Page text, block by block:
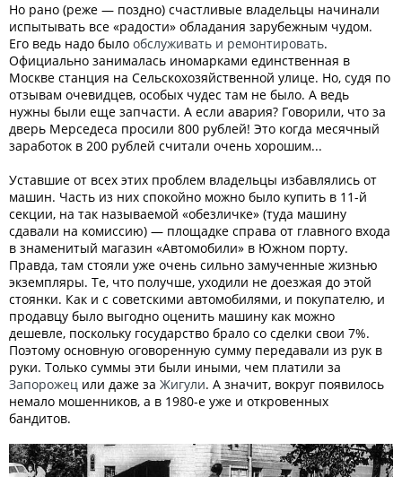
Но рано (реже — поздно) счастливые владельцы начинали
испытывать все «радости» обладания зарубежным чудом.
Его ведь надо было обслуживать и ремонтировать.
Официально занималась иномарками единственная в
Москве станция на Сельскохозяйственной улице. Но, судя по
отзывам очевидцев, особых чудес там не было. А ведь
нужны были еще запчасти. А если авария? Говорили, что за
дверь Мерседеса просили 800 рублей! Это когда месячный
заработок в 200 рублей считали очень хорошим...
Уставшие от всех этих проблем владельцы избавлялись от
машин. Часть из них спокойно можно было купить в 11-й
секции, на так называемой «обезличке» (туда машину
сдавали на комиссию) — площадке справа от главного входа
в знаменитый магазин «Автомобили» в Южном порту.
Правда, там стояли уже очень сильно замученные жизнью
экземпляры. Те, что получше, уходили не доезжая до этой
стоянки. Как и с советскими автомобилями, и покупателю, и
продавцу было выгодно оценить машину как можно
дешевле, поскольку государство брало со сделки свои 7%.
Поэтому основную оговоренную сумму передавали из рук в
руки. Только суммы эти были иными, чем платили за
Запорожец или даже за Жигули. А значит, вокруг появилось
немало мошенников, а в 1980-е уже и откровенных
бандитов.